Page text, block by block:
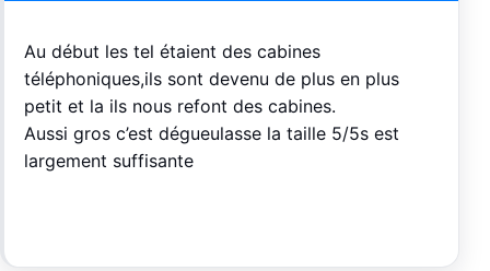
Au début les tel étaient des cabines
téléphoniques,ils sont devenu de plus en plus
petit et la ils nous refont des cabines.
Aussi gros c’est dégueulasse la taille 5/5s est
largement suffisante